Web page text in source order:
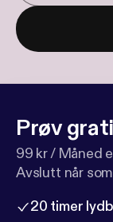
Prøv
99 kr / Måned
Avslutt når
20 timer